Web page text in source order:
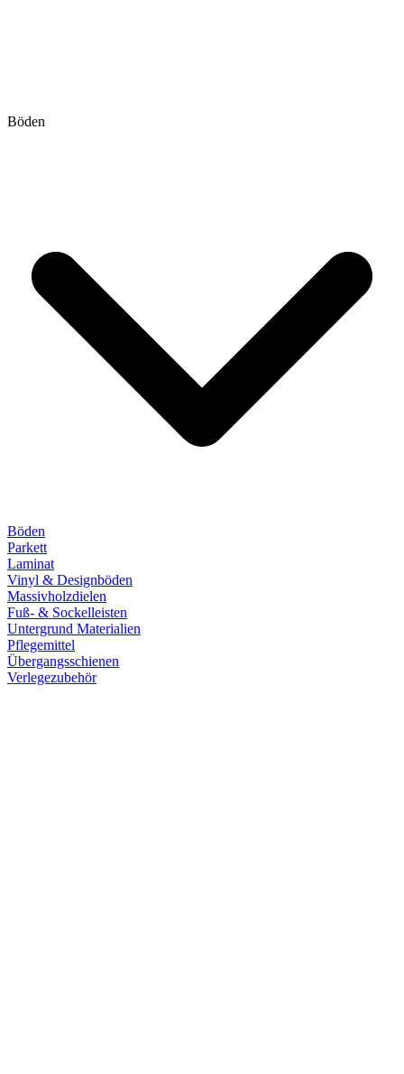
Böden
Böden
Parkett
Laminat
Vinyl & Designböden
Massivholzdielen
Fuß- & Sockelleisten
Untergrund Materialien
Pflegemittel
Übergangsschienen
Verlegezubehör